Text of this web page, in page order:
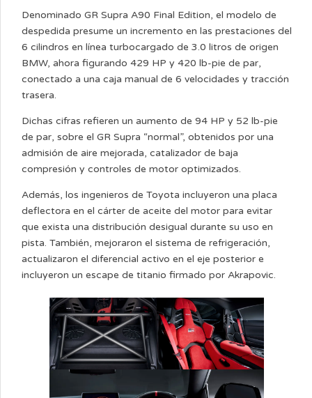
Denominado GR Supra A90 Final Edition, el modelo de
despedida presume un incremento en las prestaciones del
6 cilindros en línea turbocargado de 3.0 litros de origen
BMW, ahora figurando 429 HP y 420 lb-pie de par,
conectado a una caja manual de 6 velocidades y tracción
trasera.
Dichas cifras refieren un aumento de 94 HP y 52 lb-pie
de par, sobre el GR Supra “normal”, obtenidos por una
admisión de aire mejorada, catalizador de baja
compresión y controles de motor optimizados.
Además, los ingenieros de Toyota incluyeron una placa
deflectora en el cárter de aceite del motor para evitar
que exista una distribución desigual durante su uso en
pista. También, mejoraron el sistema de refrigeración,
actualizaron el diferencial activo en el eje posterior e
incluyeron un escape de titanio firmado por Akrapovic.